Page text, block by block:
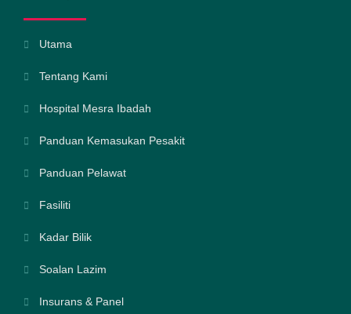
Utama
Tentang Kami
Hospital Mesra Ibadah
Panduan Kemasukan Pesakit
Panduan Pelawat
Fasiliti
Kadar Bilik
Soalan Lazim
Insurans & Panel